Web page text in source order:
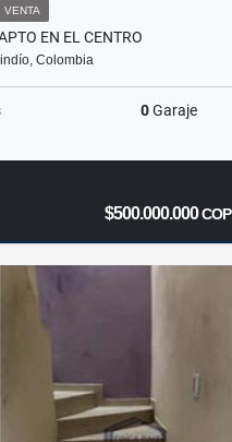
VENTA
EN EL CENTRO
Colombia
0Garaje
$500.000.000COP